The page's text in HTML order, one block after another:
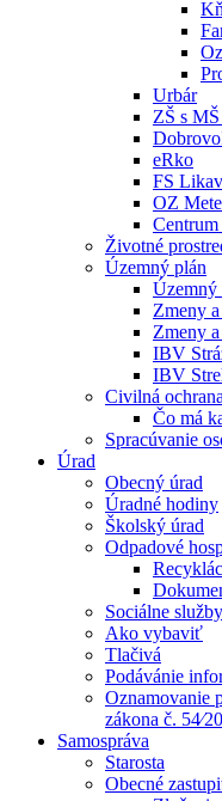
Urbár
ZŠ s
eRko
FS
OZ
Životné
Územný plán
Územný
Zmeny
Zmeny
IBV
IBV
Civilná ochrana
Čo má
Spracúvanie
Úrad
Obecný úrad
Úradné hodiny
Školský úrad
Odpadové
Sociálne služby
Ako vybaviť
Tlačivá
Podávánie
Oznamovanie
zákona č.
Samospráva
Starosta
Obecné